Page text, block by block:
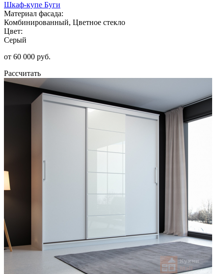
Шкаф-купе Буги
Материал фасада:
Комбинированный, Цветное стекло
Цвет:
Серый
от 60 000 руб.
Рассчитать